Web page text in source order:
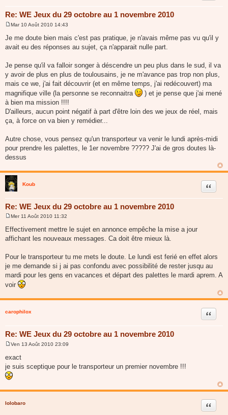
Re: WE Jeux du 29 octobre au 1 novembre 2010
s
s
e
Mar 10 Août 2010 14:43
Je me doute bien mais c'est pas pratique, je n'avais même pas vu qu'il y
avait eu des réponses au sujet, ça n'apparait nulle part.
Je pense qu'il va falloir songer à déscendre un peu plus dans le sud, il va
y avoir de plus en plus de toulousains, je ne m'avance pas trop non plus,
mais ce we, j'ai fait découvrir (et en même temps, j'ai redécouvert) ma
magnifique ville (la personne se reconnaitra
) et je pense que j'ai mené
à bien ma mission !!!!
D'ailleurs, aucun point négatif à part d'être loin des we jeux de réel, mais
ça, à force on va bien y remédier...
Autre chose, vous pensez qu'un transporteur va venir le lundi après-midi
pour prendre les palettes, le 1er novembre ????? J'ai de gros doutes là-
dessus
Koub
Re: WE Jeux du 29 octobre au 1 novembre 2010
Citer
e
s
s
e
Mer 11 Août 2010 11:32
Effectivement mettre le sujet en annonce empêche la mise a jour
affichant les nouveaux messages. Ca doit être mieux là.
Pour le transporteur tu me mets le doute. Le lundi est ferié en effet alors
je me demande si j ai pas confondu avec possibilité de rester jusqu au
mardi pour les gens en vacances et départ des palettes le mardi aprem. A
voir
carophilox
Re: WE Jeux du 29 octobre au 1 novembre 2010
Citer
s
s
a
g
Ven 13 Août 2010 23:09
exact
je suis sceptique pour le transporteur un premier novembre !!!
lolobaro Citer